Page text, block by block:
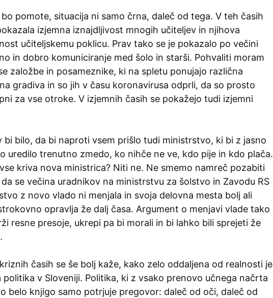
bo pomote, situacija ni samo črna, daleč od tega. V teh časih
izjemna iznajdljivost mnogih učiteljev in njihova
učiteljskemu poklicu. Prav tako se je pokazalo po večini
in dobro komuniciranje med šolo in starši. Pohvaliti moram
založbe in posameznike, ki na spletu ponujajo različna
gradiva in so jih v času koronavirusa odprli, da so prosto
za vse otroke. V izjemnih časih se pokažejo tudi izjemni
bi bilo, da bi naproti vsem prišlo tudi ministrstvo, ki bi z jasno
uredilo trenutno zmedo, ko nihče ne ve, kdo pije in kdo plača.
kriva nova ministrica? Niti ne. Ne smemo namreč pozabiti
se večina uradnikov na ministrstvu za šolstvo in Zavodu RS
z novo vlado ni menjala in svoja delovna mesta bolj ali
opravlja že dalj časa. Argument o menjavi vlade tako
resne presoje, ukrepi pa bi morali in bi lahko bili sprejeti že
časih se še bolj kaže, kako zelo oddaljena od realnosti je
politika v Sloveniji. Politika, ki z vsako prenovo učnega načrta
belo knjigo samo potrjuje pregovor: daleč od oči, daleč od